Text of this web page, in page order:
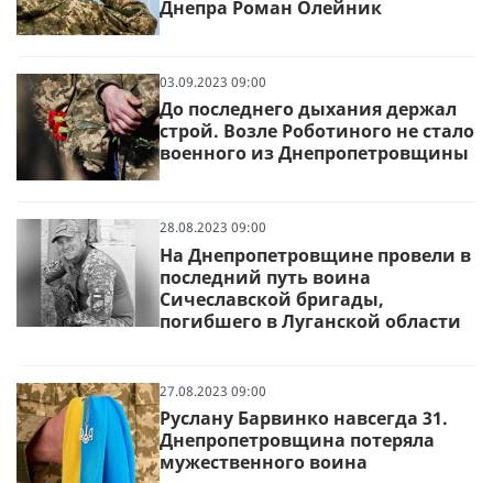
Днепра Роман Олейник
03.09.2023 09:00
До последнего дыхания держал
строй. Возле Роботиного не стало
военного из Днепропетровщины
28.08.2023 09:00
На Днепропетровщине провели в
последний путь воина
Сичеславской бригады,
погибшего в Луганской области
27.08.2023 09:00
Руслану Барвинко навсегда 31.
Днепропетровщина потеряла
мужественного воина